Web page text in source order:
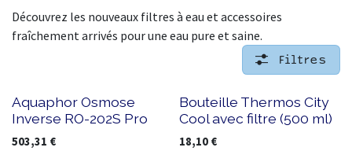
Découvrez les nouveaux filtres à eau et accessoires
fraîchement arrivés pour une eau pure et saine.
Filtres
Nouveau !
Aquaphor Osmose
Inverse RO-202S Pro
503,31 €
Nouveau !
Bouteille Thermos City
Cool avec filtre (500 ml)
18,10 €